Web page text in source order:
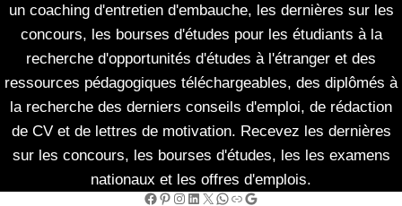
un coaching d'entretien d'embauche, les dernières sur les
concours, les bourses d'études pour les étudiants à la
recherche d'opportunités d'études à l'étranger et des
ressources pédagogiques téléchargeables, des diplômés à
la recherche des derniers conseils d'emploi, de rédaction
de CV et de lettres de motivation. Recevez les dernières
sur les concours, les bourses d'études, les les examens
nationaux et les offres d'emplois.
Facebook Pinterest InstagramLinkedIn X WhatsApp Link Google